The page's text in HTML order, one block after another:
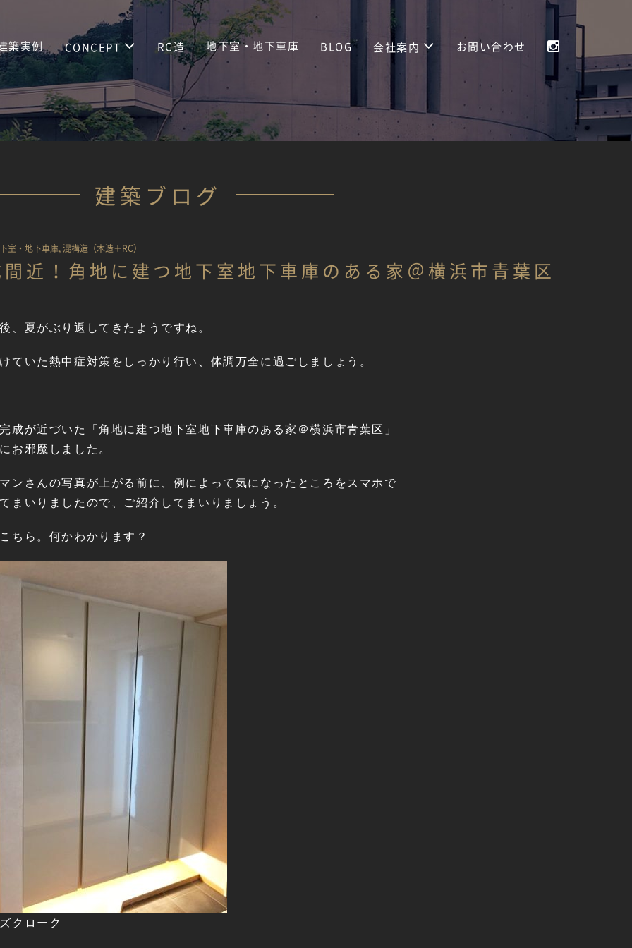
築実例 CONCEPT RC造 地下室・地下車庫 BLOG 会社案内 お問い合わせ
建築ブログ
室・地下車庫,混構造（木造＋RC）
近！角地に建つ地下室地下車庫のある家＠横浜市青葉区
、夏がぶり返してきたようですね。
ていた熱中症対策をしっかり行い、体調万全に過ごしましょう。
成が近づいた「角地に建つ地下室地下車庫のある家＠横浜市青葉区」
お邪魔しました。
ンさんの写真が上がる前に、例によって気になったところをスマホで
まいりましたので、ご紹介してまいりましょう。
ちら。何かわかります？
クローク